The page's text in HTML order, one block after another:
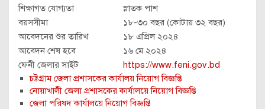
শিক্ষাগত যোগ্যতা
স্নাতক পাশ
বয়সসীমা
১৮-৩০ বছর (কোটায় ৩২ বছর)
আবেদনের শুর তারিখ
১৮ এপ্রিল ২০২৪
আবেদন শেষ হবে
১৬ মে ২০২৪
ফেনী জেলার সাইট
https://www.feni.gov.bd
চট্টগ্রাম জেলা প্রশাসকের কার্যালয় নিয়োগ বিজ্ঞপ্তি
নোয়াখালী জেলা প্রশাসকের কার্যালয়ে নিয়োগ বিজ্ঞপ্তি
জেলা পরিষদ কার্যালয়ে নিয়োগ বিজ্ঞপ্তি